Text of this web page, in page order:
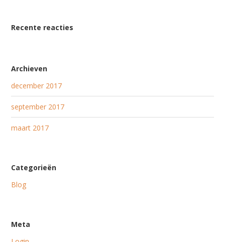
Recente reacties
Archieven
december 2017
september 2017
maart 2017
Categorieën
Blog
Meta